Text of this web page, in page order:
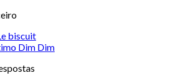
biscuit
Dim Dim